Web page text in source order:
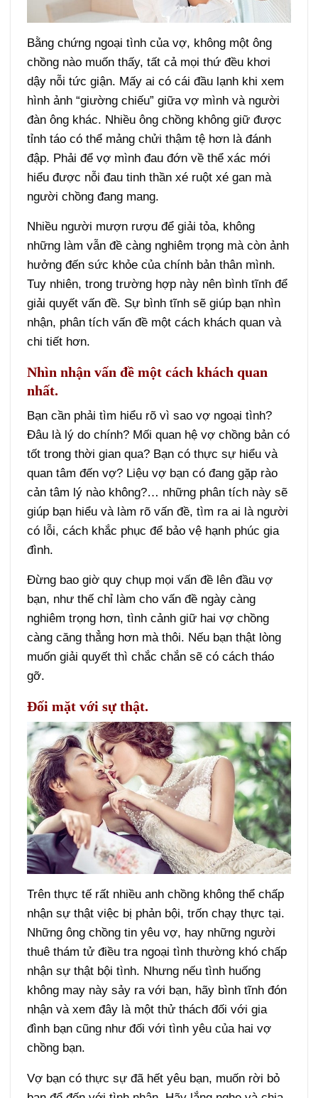
Bằng chứng ngoại tình của vợ, không một ông
chồng nào muốn thấy, tất cả mọi thứ đều khơi
dậy nỗi tức giận. Mấy ai có cái đầu lạnh khi xem
hình ảnh “giường chiếu” giữa vợ mình và người
đàn ông khác. Nhiều ông chồng không giữ được
tỉnh táo có thể mảng chửi thậm tệ hơn là đánh
đập. Phải để vợ mình đau đớn về thể xác mới
hiểu được nỗi đau tinh thần xé ruột xé gan mà
người chồng đang mang.
Nhiều người mượn rượu để giải tỏa, không
những làm vẫn đề càng nghiêm trọng mà còn ảnh
hưởng đến sức khỏe của chính bản thân mình.
Tuy nhiên, trong trường hợp này nên bình tĩnh để
giải quyết vấn đề. Sự bình tĩnh sẽ giúp bạn nhìn
nhận, phân tích vấn đề một cách khách quan và
chi tiết hơn.
Nhìn nhận vấn đề một cách khách quan
nhất.
Bạn cần phải tìm hiểu rõ vì sao vợ ngoại tình?
Đâu là lý do chính? Mối quan hệ vợ chồng bản có
tốt trong thời gian qua? Bạn có thực sự hiểu và
quan tâm đến vợ? Liệu vợ bạn có đang gặp rào
cản tâm lý nào không?… những phân tích này sẽ
giúp bạn hiểu và làm rõ vấn đề, tìm ra ai là người
có lỗi, cách khắc phục để bảo vệ hạnh phúc gia
đình.
Đừng bao giờ quy chụp mọi vấn đề lên đầu vợ
bạn, như thế chỉ làm cho vấn đề ngày càng
nghiêm trọng hơn, tình cảnh giữ hai vợ chồng
càng căng thẳng hơn mà thôi. Nếu bạn thật lòng
muốn giải quyết thì chắc chắn sẽ có cách tháo
gỡ.
Đối mặt với sự thật.
Trên thực tế rất nhiều anh chồng không thể chấp
nhận sự thật việc bị phản bội, trốn chạy thực tại.
Những ông chồng tin yêu vợ, hay những người
thuê thám tử điều tra ngoại tình thường khó chấp
nhận sự thật bội tình. Nhưng nếu tình huống
không may này sảy ra với bạn, hãy bình tĩnh đón
nhận và xem đây là một thử thách đối với gia
đình bạn cũng như đối với tình yêu của hai vợ
chồng bạn.
Vợ bạn có thực sự đã hết yêu bạn, muốn rời bỏ